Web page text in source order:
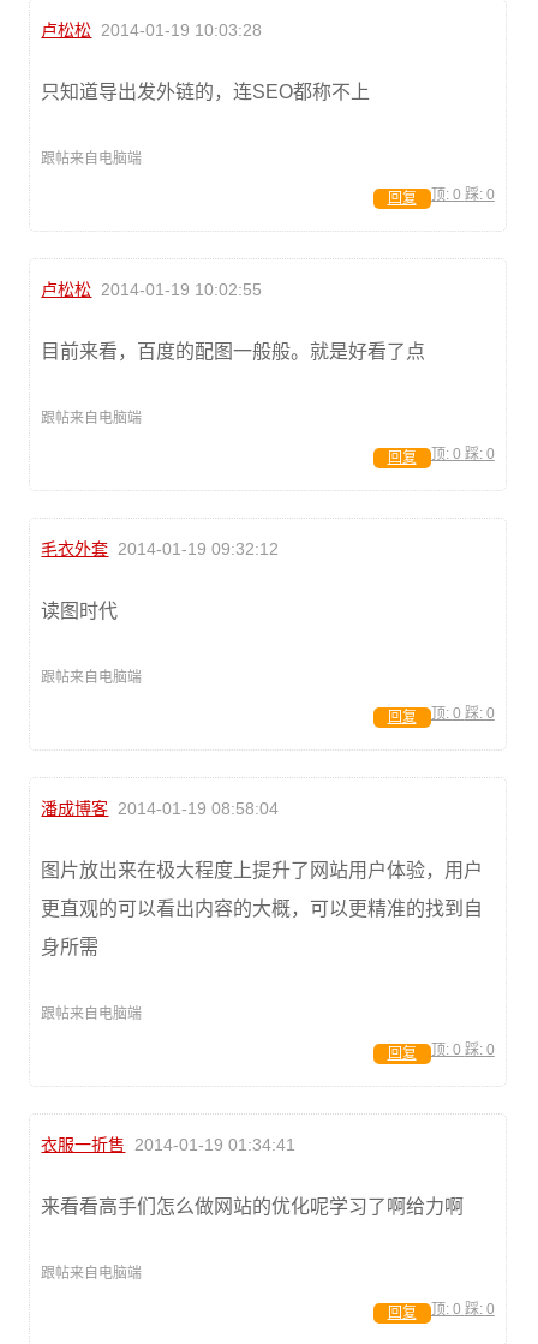
卢松松 2014-01-19 10:03:28
只知道导出发外链的，连SEO都称不上
跟帖来自电脑端
顶: 0 踩: 0
回复
卢松松 2014-01-19 10:02:55
目前来看，百度的配图一般般。就是好看了点
跟帖来自电脑端
顶: 0 踩: 0
回复
毛衣外套 2014-01-19 09:32:12
读图时代
跟帖来自电脑端
顶: 0 踩: 0
回复
潘成博客 2014-01-19 08:58:04
图片放出来在极大程度上提升了网站用户体验，用户
更直观的可以看出内容的大概，可以更精准的找到自
身所需
跟帖来自电脑端
顶: 0 踩: 0
回复
衣服一折售 2014-01-19 01:34:41
来看看高手们怎么做网站的优化呢学习了啊给力啊
跟帖来自电脑端
顶: 0 踩: 0
回复